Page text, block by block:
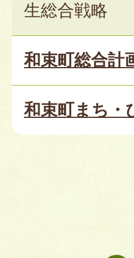
生総合戦略
和束町総合計
和束町まち・